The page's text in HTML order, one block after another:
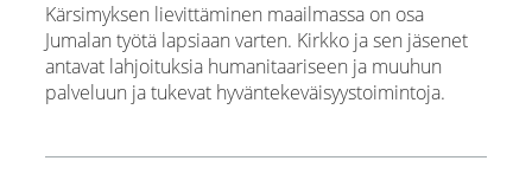
Kärsimyksen lievittäminen maailmassa on osa
Jumalan työtä lapsiaan varten. Kirkko ja sen jäsenet
antavat lahjoituksia humanitaariseen ja muuhun
palveluun ja tukevat hyväntekeväisyystoimintoja.